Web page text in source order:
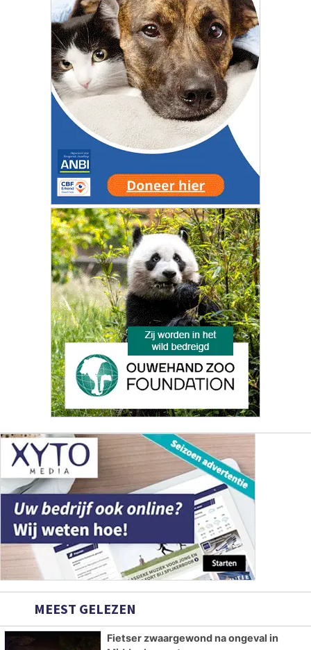
MEEST GELEZEN
Fietser zwaargewond na ongeval in